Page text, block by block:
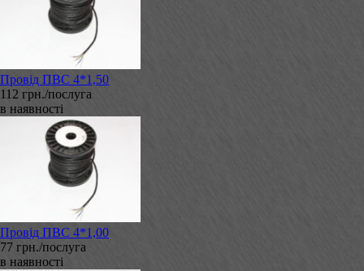
Провід ПВС 4*1,50
112 грн./послуга
в наявності
Провід ПВС 4*1,00
77 грн./послуга
в наявності